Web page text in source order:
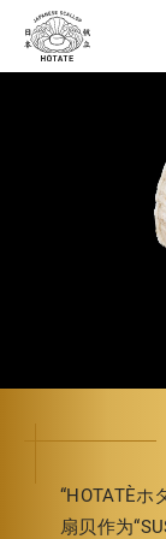
“HOTATE（
扇贝作为